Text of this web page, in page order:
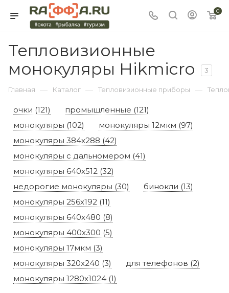
0
Тепловизионные
монокуляры Hikmicro
3
Главная — Каталог — Тепловизионные приборы —
очки (121)
промышленные (121)
монокуляры (102)
монокуляры 12мкм (97)
монокуляры 384x288 (42)
монокуляры с дальномером (41)
монокуляры 640x512 (32)
недорогие монокуляры (30)
бинокли (13)
монокуляры 256х192 (11)
монокуляры 640x480 (8)
монокуляры 400x300 (5)
монокуляры 17мкм (3)
монокуляры 320x240 (3)
для телефонов (2)
монокуляры 1280х1024 (1)